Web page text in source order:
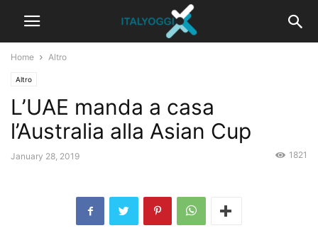
Home Altro
Altro
L’UAE manda a casa
l’Australia alla Asian Cup
January 28, 2019 1821